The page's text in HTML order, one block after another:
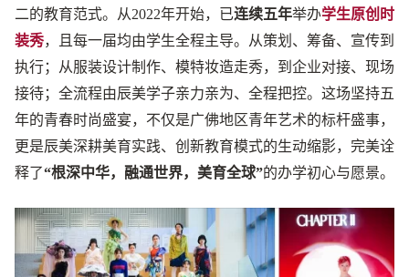
二的教育范式。从2022年开始，已连续五年举办学生原创时
装秀，且每一届均由学生全程主导。从策划、筹备、宣传到
执行；从服装设计制作、模特妆造走秀，到企业对接、现场
接待；全流程由辰美学子亲力亲为、全程把控。这场坚持五
年的青春时尚盛宴，不仅是广佛地区青年艺术的标杆盛事，
更是辰美深耕美育实践、创新教育模式的生动缩影，完美诠
释了“根深中华，融通世界，美育全球”的办学初心与愿景。